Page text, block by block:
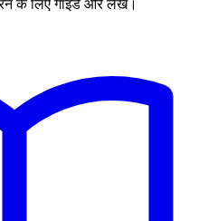
के लिए गाइड और लेख।